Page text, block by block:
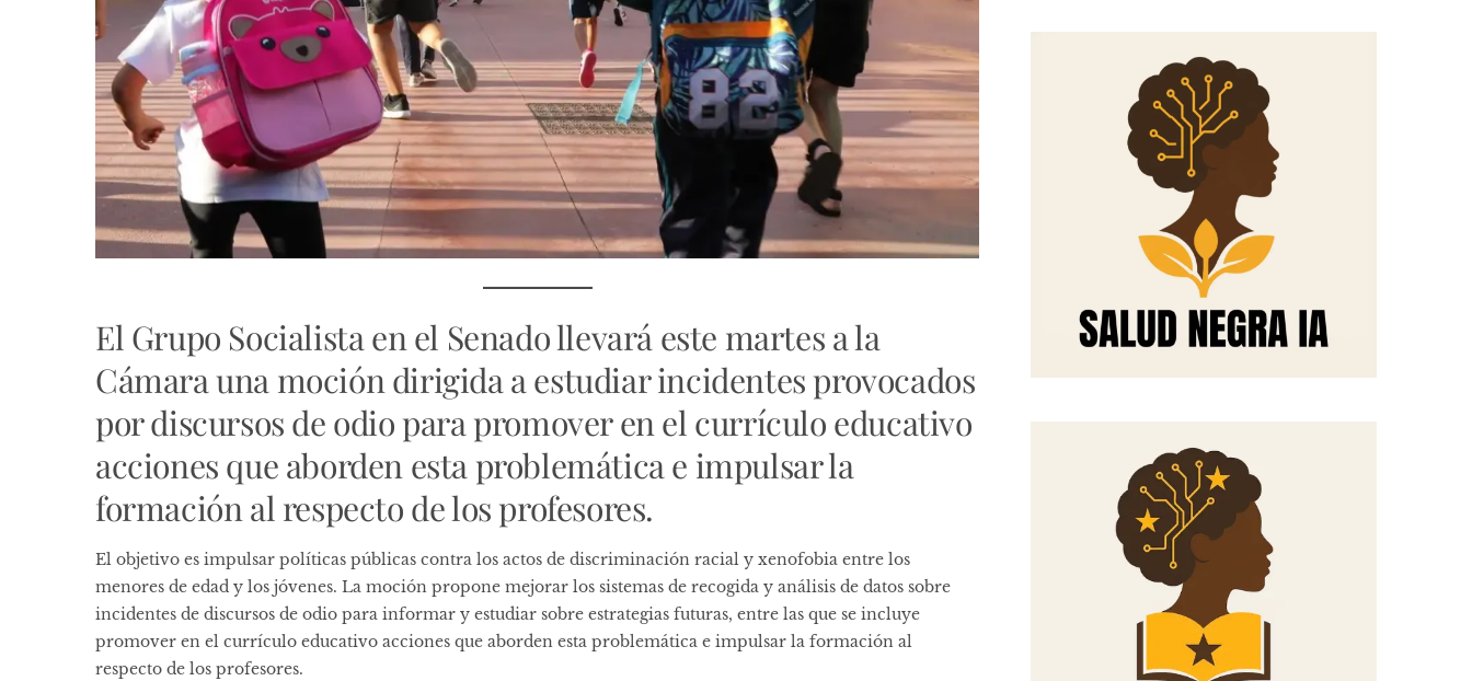
El Grupo Socialista en el Senado llevará este martes a la
Cámara una moción dirigida a estudiar incidentes provocados
por discursos de odio para promover en el currículo educativo
acciones que aborden esta problemática e impulsar la
formación al respecto de los profesores.
El objetivo es impulsar políticas públicas contra los actos de discriminación racial y xenofobia entre los
menores de edad y los jóvenes. La moción propone mejorar los sistemas de recogida y análisis de datos sobre
incidentes de discursos de odio para informar y estudiar sobre estrategias futuras, entre las que se incluye
promover en el currículo educativo acciones que aborden esta problemática e impulsar la formación al
respecto de los profesores.